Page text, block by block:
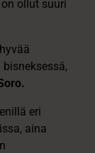
ollut suuri
eri
aina